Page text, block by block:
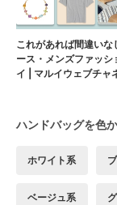
これがあれば間違いな
ース・メンズファッシ
イ | マルイウェブチャ
ハンドバッグを色
ホワイト系
ベージュ系